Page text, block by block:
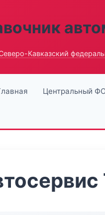
Кавказский
Центральный